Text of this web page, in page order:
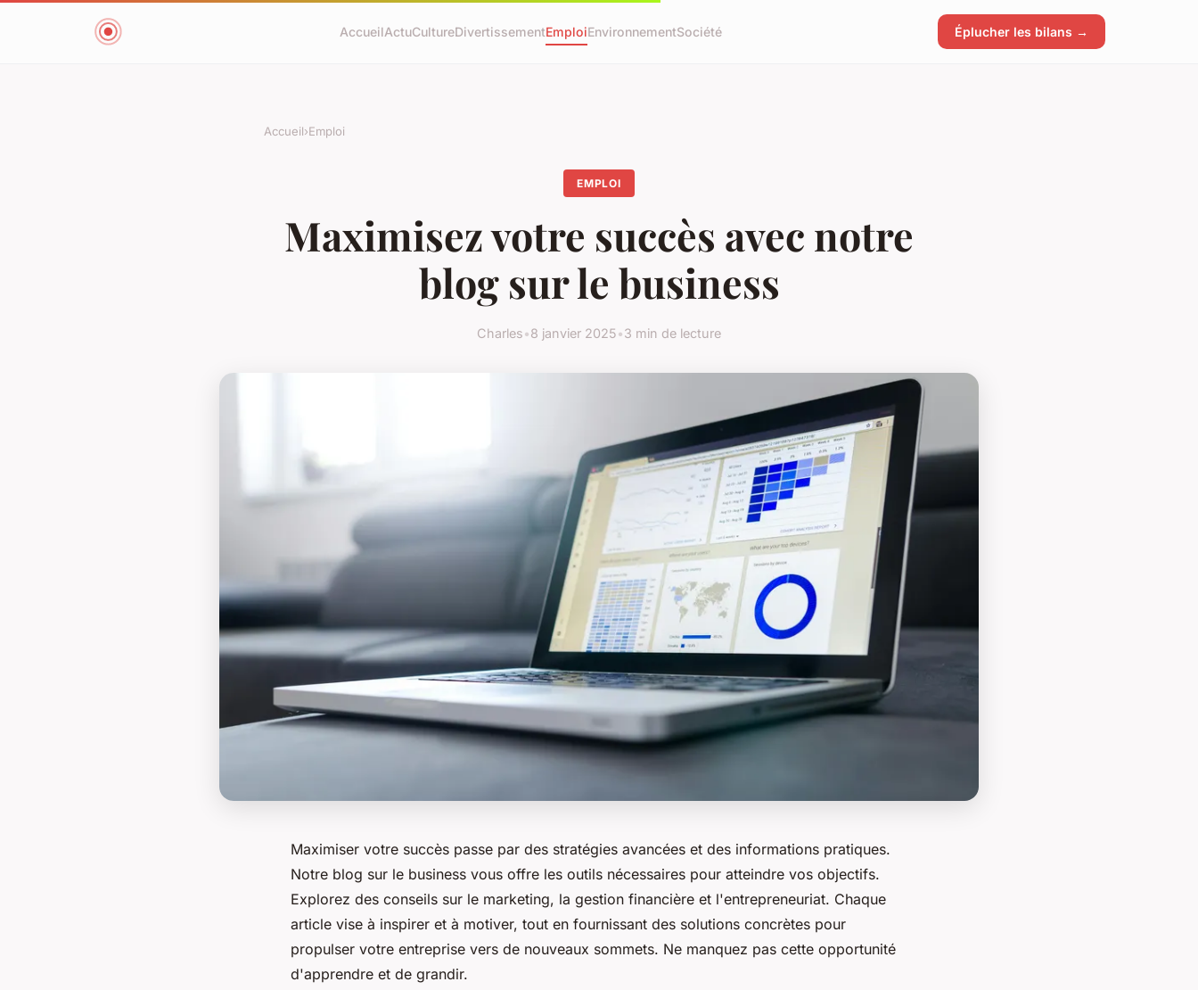
AccueilActuCultureDivertissementEmploiEnvironnementSociété Éplucher les bilans →
Accueil›Emploi
EMPLOI
Maximisez votre succès avec notre
blog sur le business
Charles•8 janvier 2025•3 min de lecture
Maximiser votre succès passe par des stratégies avancées et des informations pratiques.
Notre blog sur le business vous offre les outils nécessaires pour atteindre vos objectifs.
Explorez des conseils sur le marketing, la gestion financière et l'entrepreneuriat. Chaque
article vise à inspirer et à motiver, tout en fournissant des solutions concrètes pour
propulser votre entreprise vers de nouveaux sommets. Ne manquez pas cette opportunité
d'apprendre et de grandir.